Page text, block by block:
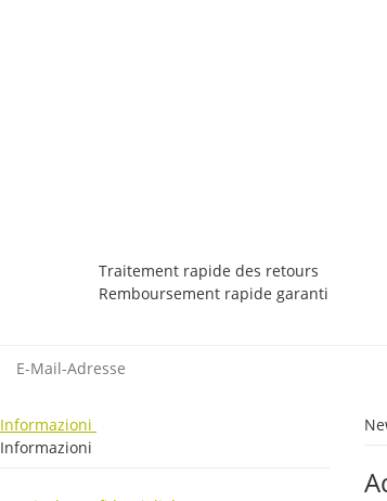
Traitement rapide des retours
Remboursement rapide garanti
Informazioni
Informazioni